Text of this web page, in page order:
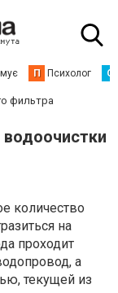
П Психолог С
фильтра
количество
на
проходит
а
текущей из